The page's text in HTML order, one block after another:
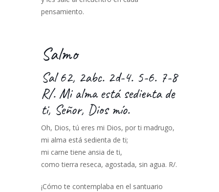
pensamiento.
Salmo
Sal 62, 2abc. 2d-4. 5-6. 7-8
R/. Mi alma está sedienta de
ti, Señor, Dios mío.
Oh, Dios, tú eres mi Dios, por ti madrugo,
mi alma está sedienta de ti;
mi carne tiene ansia de ti,
como tierra reseca, agostada, sin agua. R/.
¡Cómo te contemplaba en el santuario